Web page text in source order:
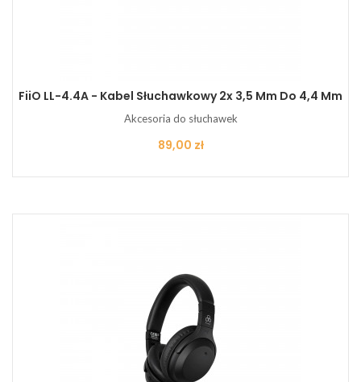
FiiO LL-4.4A - Kabel Słuchawkowy 2x 3,5 Mm Do 4,4 Mm
Akcesoria do słuchawek
Cena
89,00 zł